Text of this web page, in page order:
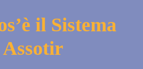
il Sistema
Assotir